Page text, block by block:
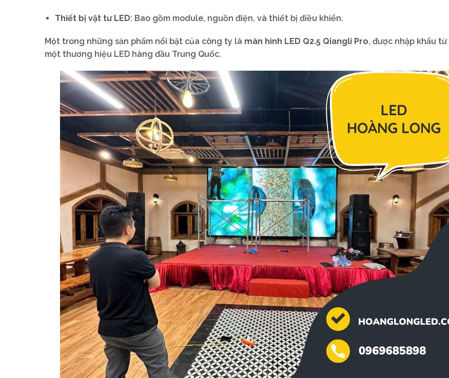
Thiết bị vật tư LED: Bao gồm module, nguồn điện, và thiết bị điều khiển.
Một trong những sản phẩm nổi bật của công ty là màn hình LED Q2.5 Qiangli Pro, được nhập khẩu từ
một thương hiệu LED hàng đầu Trung Quốc.